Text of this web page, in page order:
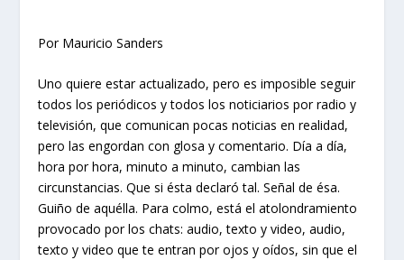
Por Mauricio Sanders
Uno quiere estar actualizado, pero es imposible seguir
todos los periódicos y todos los noticiarios por radio y
televisión, que comunican pocas noticias en realidad,
pero las engordan con glosa y comentario. Día a día,
hora por hora, minuto a minuto, cambian las
circunstancias. Que si ésta declaró tal. Señal de ésa.
Guiño de aquélla. Para colmo, está el atolondramiento
provocado por los chats: audio, texto y video, audio,
texto y video que te entran por ojos y oídos, sin que el